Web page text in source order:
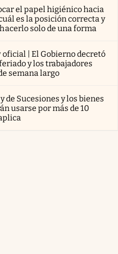
el papel higiénico hacia
es la posición correcta y
solo de una forma
oficial | El Gobierno decretó
y los trabajadores
semana largo
de Sucesiones y los bienes
usarse por más de 10